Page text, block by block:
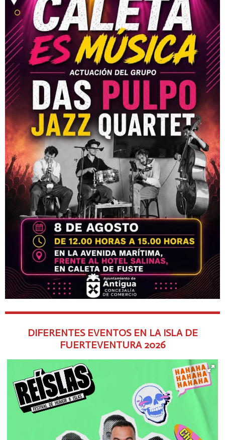
DIFERENTES EVENTOS EN LA ISLA DE
FUERTEVENTURA 2026